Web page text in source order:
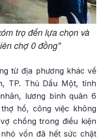
trọ đến lựa chọn và
chợ 0 đồng"
từ địa phương khác về
TP. Thủ Dầu Một, tỉnh
lương bình quân 6
hồ, công việc không
chồng trong điều kiện
vốn đã hết sức chật